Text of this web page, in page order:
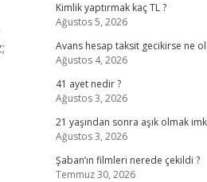
Kimlik yaptırmak kaç TL ?
Ağustos 5, 2026
Avans hesap taksit gecikirse ne
Ağustos 4, 2026
41 ayet nedir ?
Ağustos 3, 2026
21 yaşından sonra aşık olmak
Ağustos 3, 2026
Şaban’ın filmleri nerede çekildi ?
Temmuz 30, 2026